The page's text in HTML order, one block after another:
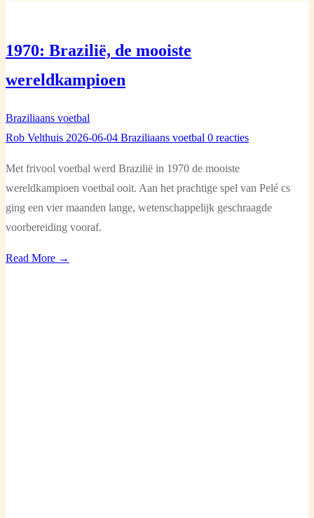
1970: Brazilië, de mooiste
wereldkampioen
Braziliaans voetbal
Rob Velthuis 2026-06-04 Braziliaans voetbal 0 reacties
Met frivool voetbal werd Brazilië in 1970 de mooiste
wereldkampioen voetbal ooit. Aan het prachtige spel van Pelé cs
ging een vier maanden lange, wetenschappelijk geschraagde
voorbereiding vooraf.
Read More →